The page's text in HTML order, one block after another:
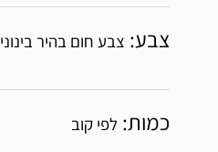
צבע: צבע חום בהיר בינוני
כמות: לפי קוב